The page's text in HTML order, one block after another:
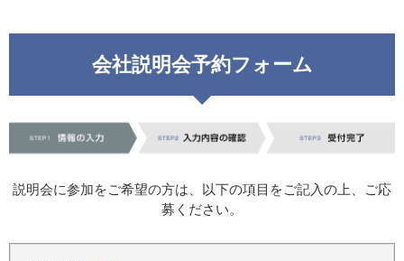
会社説明会予約フォーム
説明会に参加をご希望の方は、以下の項目をご記入の上、ご応
募ください。